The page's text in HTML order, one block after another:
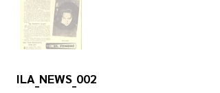
ILA_NEWS_002